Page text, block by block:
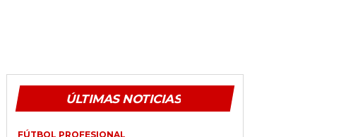
ÚLTIMAS NOTICIAS
FÚTBOL PROFESIONAL